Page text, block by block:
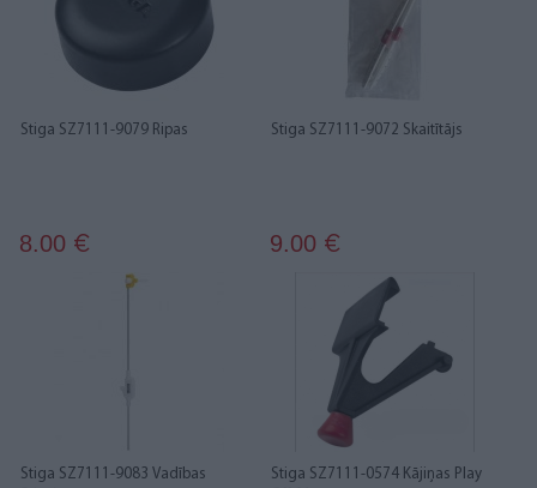
Stiga SZ7111-9079 Ripas
8.00 €
Stiga SZ7111-9072 Skaitītājs
9.00 €
Stiga SZ7111-9083 Vadības
Stiga SZ7111-0574 Kājiņas Play